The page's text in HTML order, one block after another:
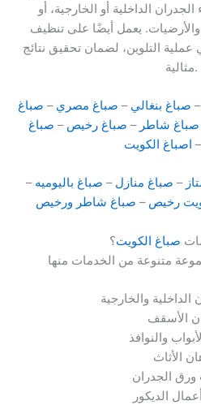
الداخلية أو الخارجية، أو
يعمل أيضًا على تنظيف
التلوين، لضمان تحقيق نتائج
مثالية.
– صباغ بنغالي – صباغ مصري – صباغ
صباغ شاطر – صباغ رخيص – صباغ
– اصباغ الكويت
– صباغ منازل – صباغ باليوميه –
رخيص – صباغ شاطر ورخيص
صباغ الكويت؟
الداخلية والخارجية
الأسقف
والنوافذ
الأثاث
ورق الجدران
الديكور